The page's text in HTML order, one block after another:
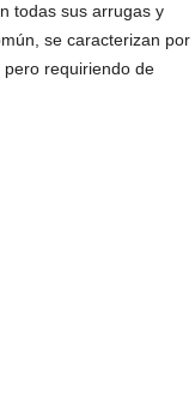
todas sus arrugas y
se caracterizan por
requiriendo de